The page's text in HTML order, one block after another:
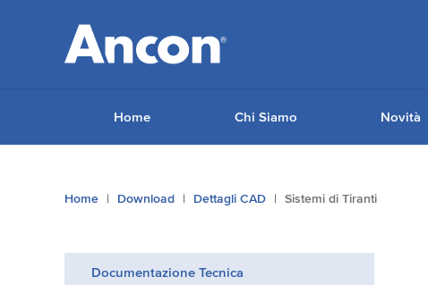
Home Chi Siamo Novità
Tu
Home Download Dettagli CAD Sistemi di Tiranti
Documentazione Tecnica